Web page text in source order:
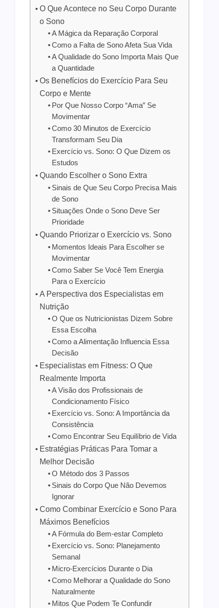
O Que Acontece no Seu Corpo Durante
o Sono
A Mágica da Reparação Corporal
Como a Falta de Sono Afeta Sua Vida
A Qualidade do Sono Importa Mais Que
a Quantidade
Os Benefícios do Exercício Para Seu
Corpo e Mente
Por Que Nosso Corpo “Ama” Se
Movimentar
Como 30 Minutos de Exercício
Transformam Seu Dia
Exercício vs. Sono: O Que Dizem os
Estudos
Quando Escolher o Sono Extra
Sinais de Que Seu Corpo Precisa Mais
de Sono
Situações Onde o Sono Deve Ser
Prioridade
Quando Priorizar o Exercício vs. Sono
Momentos Ideais Para Escolher se
Movimentar
Como Saber Se Você Tem Energia
Para o Exercício
A Perspectiva dos Especialistas em
Nutrição
O Que os Nutricionistas Dizem Sobre
Essa Escolha
Como a Alimentação Influencia Essa
Decisão
Especialistas em Fitness: O Que
Realmente Importa
A Visão dos Profissionais de
Condicionamento Físico
Exercício vs. Sono: A Importância da
Consistência
Como Encontrar Seu Equilíbrio de Vida
Estratégias Práticas Para Tomar a
Melhor Decisão
O Método dos 3 Passos
Sinais do Corpo Que Não Devemos
Ignorar
Como Combinar Exercício e Sono Para
Máximos Benefícios
A Fórmula do Bem-estar Completo
Exercício vs. Sono: Planejamento
Semanal
Micro-Exercícios Durante o Dia
Como Melhorar a Qualidade do Sono
Naturalmente
Mitos Que Podem Te Confundir